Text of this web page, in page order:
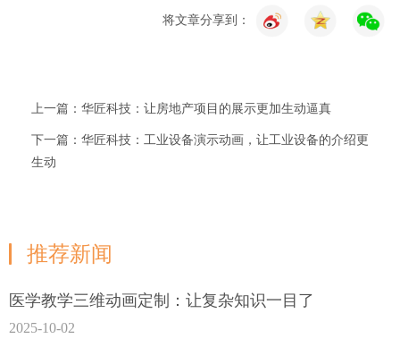
将文章分享到：
上一篇：华匠科技：让房地产项目的展示更加生动逼真
下一篇：华匠科技：工业设备演示动画，让工业设备的介绍更
生动
推荐新闻
医学教学三维动画定制：让复杂知识一目了
2025-10-02